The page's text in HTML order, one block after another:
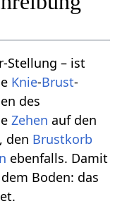
Stellung – ist
Knie-Brust-
des
Zehen auf den
, den Brustkorb
ebenfalls. Damit
Boden: das